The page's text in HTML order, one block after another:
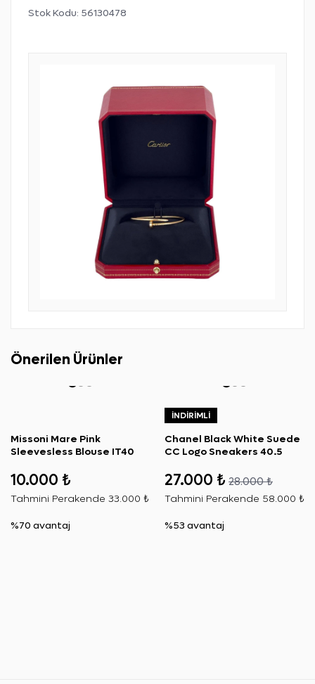
Stok Kodu: 56130478
Önerilen Ürünler
Missoni Mare Pink
Sleevesless Blouse IT40
10.000 ₺
Tahmini Perakende 33.000 ₺
%70 avantaj
İNDIRIMLI
Chanel Black White Suede
CC Logo Sneakers 40.5
27.000 ₺ 28.000 ₺
Tahmini Perakende 58.000 ₺
%53 avantaj